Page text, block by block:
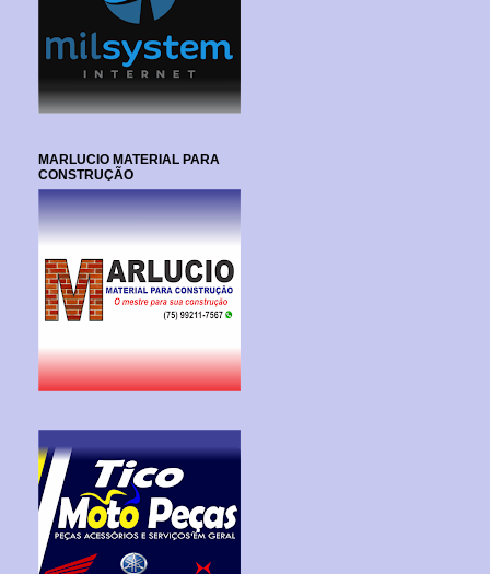
MARLUCIO MATERIAL PARA
CONSTRUÇÃO